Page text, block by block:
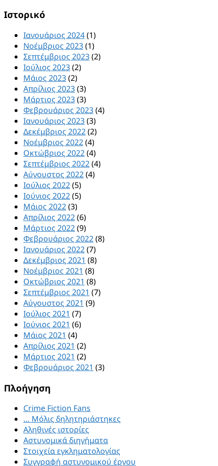
Ιστορικό
Ιανουάριος 2024(1)
Νοέμβριος 2023(1)
Σεπτέμβριος 2023(2)
Ιούλιος 2023(2)
Μάιος 2023(2)
Απρίλιος 2023(3)
Μάρτιος 2023(3)
Φεβρουάριος 2023(4)
Ιανουάριος 2023(3)
Δεκέμβριος 2022(2)
Νοέμβριος 2022(4)
Οκτώβριος 2022(4)
Σεπτέμβριος 2022(4)
Αύγουστος 2022(4)
Ιούλιος 2022(5)
Ιούνιος 2022(5)
Μάιος 2022(3)
Απρίλιος 2022(6)
Μάρτιος 2022(9)
Φεβρουάριος 2022(8)
Ιανουάριος 2022(7)
Δεκέμβριος 2021 (8)
Νοέμβριος 2021 (8)
Οκτώβριος 2021 (8)
Σεπτέμβριος 2021 (7)
Αύγουστος 2021 (9)
Ιούλιος 2021 (7)
Ιούνιος 2021 (6)
Μάιος 2021 (4)
Απρίλιος 2021 (2)
Μάρτιος 2021 (2)
Φεβρουάριος 2021 (3)
Πλοήγηση
Crime Fiction Fans
… Μόλις δηλητηριάστηκες
Αληθινές ιστορίες
Αστυνομικά διηγήματα
Στοιχεία εγκληματολογίας
Συγγραφή αστυνομικού έργου